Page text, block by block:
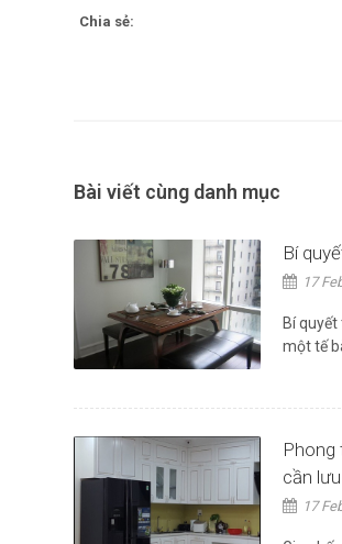
Chia sẻ:
Bài viết cùng danh mục
Bí
17
Bí
một tế
Phong
cần
17